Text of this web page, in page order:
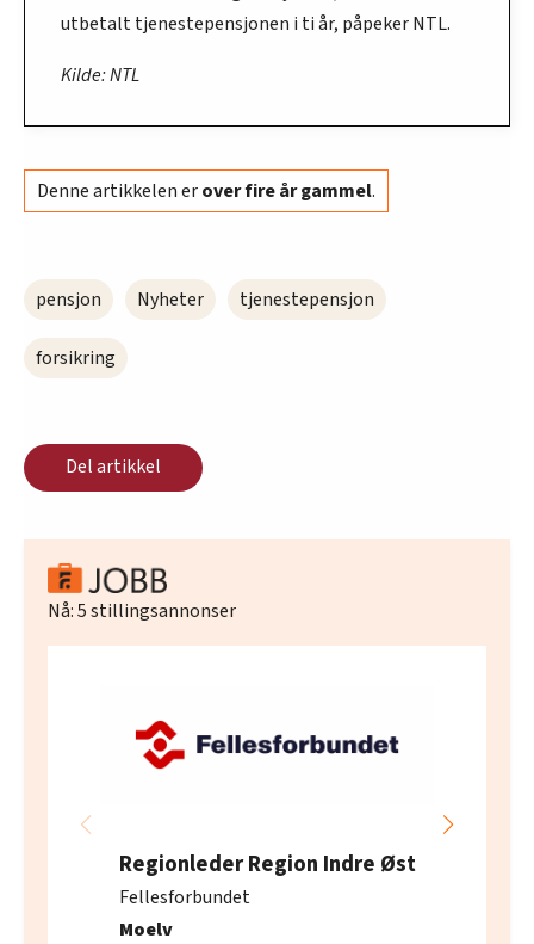
utbetalt tjenestepensjonen i ti år, påpeker NTL.
Kilde: NTL
Denne artikkelen erover fire år gammel.
pensjon Nyheter tjenestepensjon
forsikring
Del artikkel
Nå:5stillingsannonser
Regionleder Region Indre Øst
Fellesforbundet
Moelv